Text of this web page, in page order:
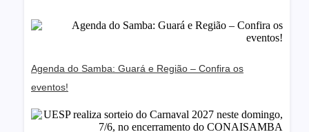
Agenda do Samba: Guará e Região – Confira os
eventos!